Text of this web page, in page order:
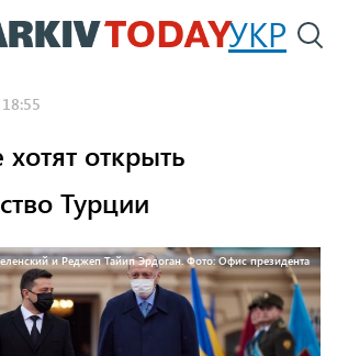
Перейти
к
УКР
открыть
Турции
и Реджеп Тайип Эрдоган. Фото: Офис президента